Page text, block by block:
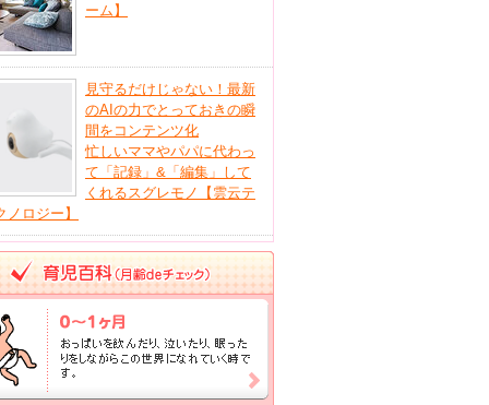
ーム】
見守るだけじゃない！最新
のAIの力でとっておきの瞬
間をコンテンツ化
忙しいママやパパに代わっ
て「記録」&「編集」して
くれるスグレモノ【雲云テ
ノロジー】